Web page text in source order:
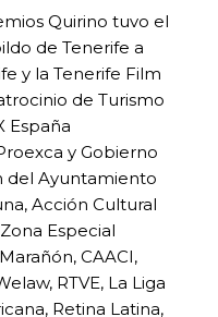
Quirino tuvo el
de Tenerife a
y la Tenerife Film
de Turismo
España
y Gobierno
del Ayuntamiento
Acción Cultural
Especial
CAACI,
RTVE, La Liga
Retina Latina,